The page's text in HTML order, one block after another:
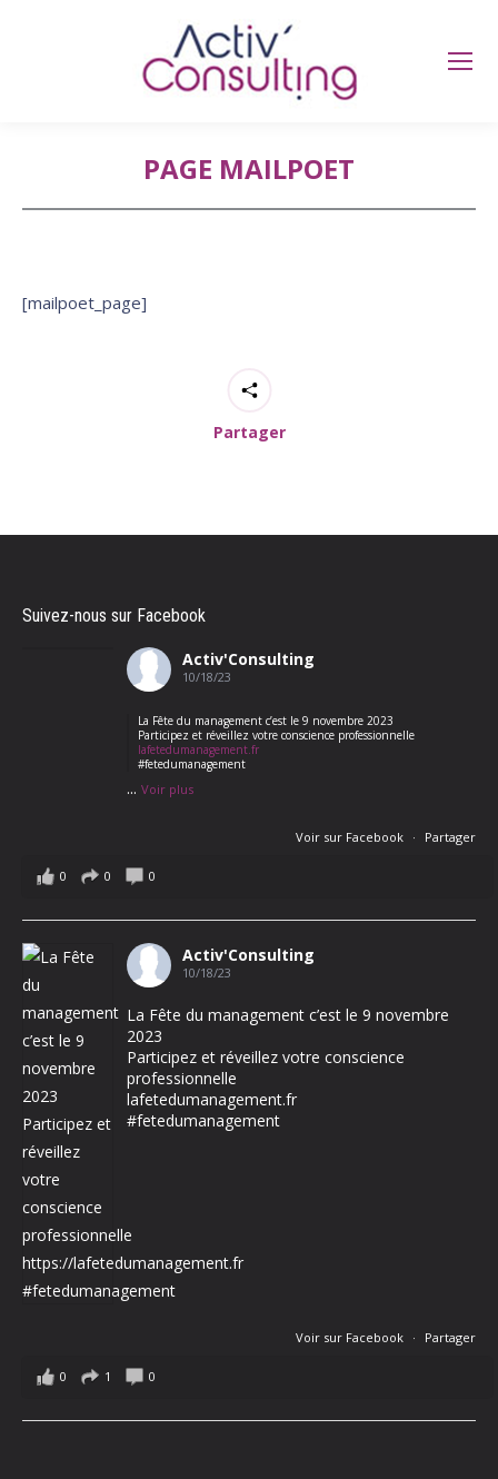
PAGE MAILPOET
Vous êtes ici :
[mailpoet_page]
Partager
Suivez-nous sur Facebook
Activ'Consulting
10/18/23
La Fête du management c’est le 9 novembre 2023
Participez et réveillez votre conscience professionnelle
lafetedumanagement.fr
#fetedumanagement
... Voir plus
Voir sur Facebook · Partager
0 0 0
Activ'Consulting
10/18/23
La Fête du management c’est le 9 novembre
2023
Participez et réveillez votre conscience
professionnelle
lafetedumanagement.fr
#fetedumanagement
Voir sur Facebook · Partager
0 1 0